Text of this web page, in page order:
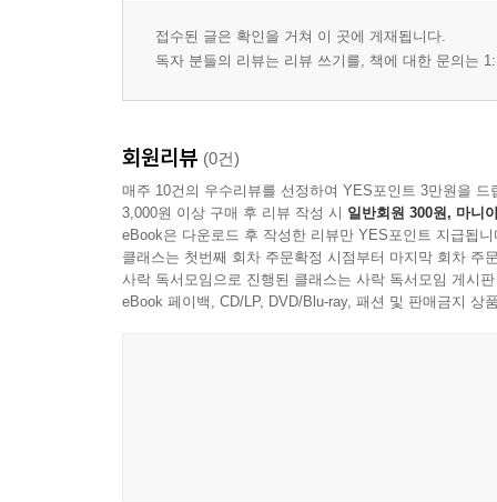
CHAPTER 09 중고등 사회, 도덕 다문화교육
Ⅱ. 문화 상대주의의 딜레마 142
PART 04 북한의 사상교육
CHAPTER 10 고등 조선력사의 고대사 인식과 민
Ⅰ. 고등학교 조선력사 교과서와 고대사 서술 156
Ⅱ. 조선력사의 고대사 인식과 민족 담론 158
접수된 글은 확인을 거쳐 이 곳에 게재됩니다.
독자 분들의 리뷰는 리뷰 쓰기를, 책에 대한 문의는
회원리뷰 (0건)
매주 10건의 우수리뷰를 선정하여 YES포인트 3만원을 드
3,000원 이상 구매 후 리뷰 작성 시 일반회원 300원, 마니
eBook은 다운로드 후 작성한 리뷰만 YES포인트 지급됩니
클래스는 첫번째 회차 주문확정 시점부터 마지막 회차 주
사락 독서모임으로 진행된 클래스는 사락 독서모임 게시
eBook 페이백, CD/LP, DVD/Blu-ray, 패션 및 판매금지 상